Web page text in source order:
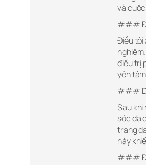
và
###
Điều tôi
điều trị
yên
###
Sau
sóc da
trạng
này
###